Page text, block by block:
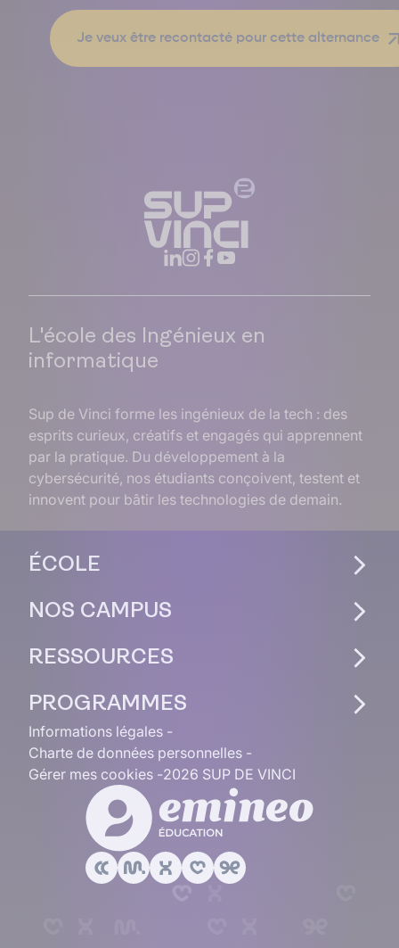
L'école des Ingénieux en
informatique
Sup de Vinci forme les ingénieux de la tech : des
esprits curieux, créatifs et engagés qui apprennent
par la pratique. Du développement à la
cybersécurité, nos étudiants conçoivent, testent et
innovent pour bâtir les technologies de demain.
ÉCOLE
NOS CAMPUS
RESSOURCES
PROGRAMMES
Informations légales
Charte de données personnelles
Gérer mes cookies 2026 SUP DE VINCI